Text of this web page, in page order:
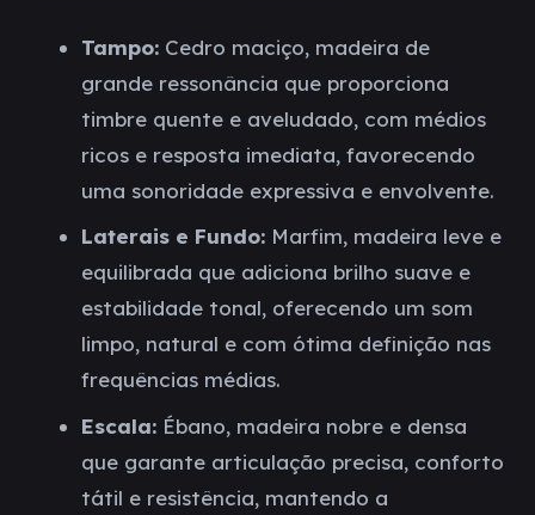
Tampo: Cedro maciço, madeira de
grande ressonância que proporciona
timbre quente e aveludado, com médios
ricos e resposta imediata, favorecendo
uma sonoridade expressiva e envolvente.
Laterais e Fundo: Marfim, madeira leve e
equilibrada que adiciona brilho suave e
estabilidade tonal, oferecendo um som
limpo, natural e com ótima definição nas
frequências médias.
Escala: Ébano, madeira nobre e densa
que garante articulação precisa, conforto
tátil e resistência, mantendo a